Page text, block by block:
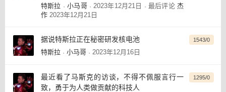
特斯拉 · 小马哥 · 2023年12月21日 · 最后评论杰
作 2023年12月21日
据说特斯拉正在秘密研发核电池
特斯拉 · 小马哥 · 2023年12月16日
1543/0
最近看了马斯克的访谈，不得不佩服言行一
致，勇于为人类做贡献的科技人
1295/0